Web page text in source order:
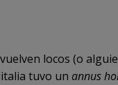
locos (o
tuvo un annus